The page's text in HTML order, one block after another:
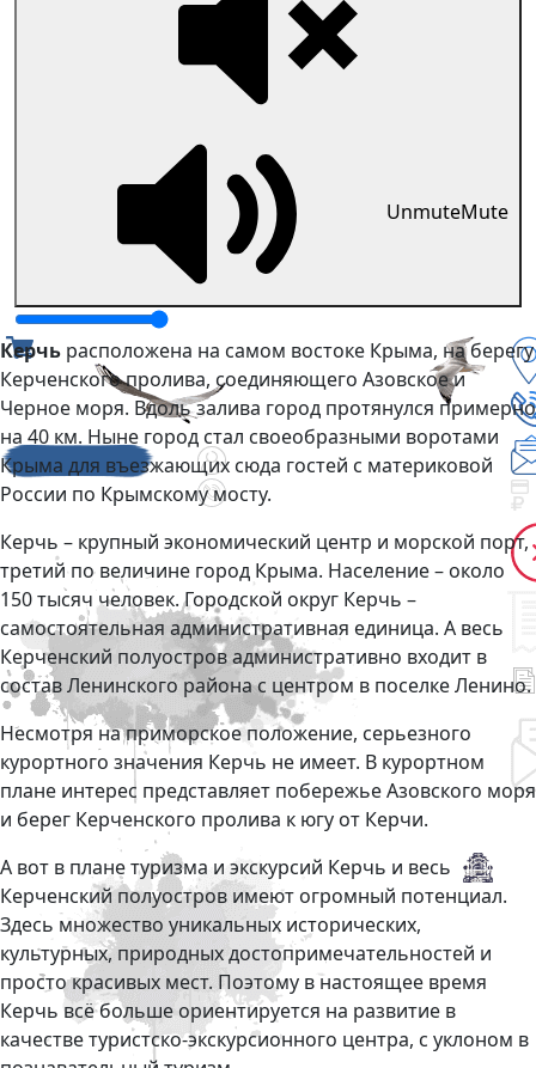
UnmuteMute
Керчь расположена на самом востоке Крыма, на берегу
Керченского пролива, соединяющего Азовское и
Черное моря. Вдоль залива город протянулся примерно
на 40 км. Ныне город стал своеобразными воротами
Крыма для въезжающих сюда гостей с материковой
России по Крымскому мосту.
Керчь – крупный экономический центр и морской порт,
третий по величине город Крыма. Население – около
150 тысяч человек. Городской округ Керчь –
самостоятельная административная единица. А весь
Керченский полуостров административно входит в
состав Ленинского района с центром в поселке Ленино.
Несмотря на приморское положение, серьезного
курортного значения Керчь не имеет. В курортном
плане интерес представляет побережье Азовского моря
и берег Керченского пролива к югу от Керчи.
А вот в плане туризма и экскурсий Керчь и весь
Керченский полуостров имеют огромный потенциал.
Здесь множество уникальных исторических,
культурных, природных достопримечательностей и
просто красивых мест. Поэтому в настоящее время
Керчь всё больше ориентируется на развитие в
качестве туристско-экскурсионного центра, с уклоном в